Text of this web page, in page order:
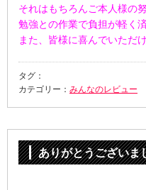
それはもちろんご本人様の
勉強との作業で負担が軽く
また、皆様に喜んでいただ
タグ：
カテゴリー： みんなのレビュー
ありがとうございま